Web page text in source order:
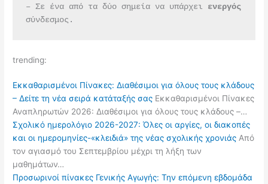
– Σε ένα από τα δύο σημεία να υπάρχει
ενεργός
σύνδεσμος.
trending:
Εκκαθαρισμένοι Πίνακες: Διαθέσιμοι για όλους τους κλάδους
– Δείτε τη νέα σειρά κατάταξής σας Εκκαθαρισμένοι Πίνακες
Αναπληρωτών 2026: Διαθέσιμοι για όλους τους κλάδους –…
Σχολικό ημερολόγιο 2026-2027: Όλες οι αργίες, οι διακοπές
και οι ημερομηνίες-«κλειδιά» της νέας σχολικής χρονιάς Από
τον αγιασμό του Σεπτεμβρίου μέχρι τη λήξη των
μαθημάτων…
Προσωρινοί πίνακες Γενικής Αγωγής: Την επόμενη εβδομάδα